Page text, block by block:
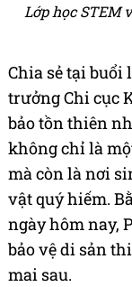
Lớp học STEM
Chia sẻ tại buổi
trưởng Chi cục
bảo tồn thiên
không chỉ là
mà còn là nơi
vật quý hiếm.
ngày hôm nay,
bảo vệ di sản
mai sau.